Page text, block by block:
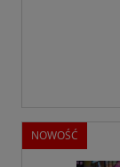
NOWOŚĆ